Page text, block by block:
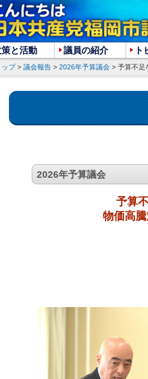
ップ> 議会報告 > 2026年予算議会 > 予算不足な
2026年予算議会
予算
物価高
と活動 議員の紹介